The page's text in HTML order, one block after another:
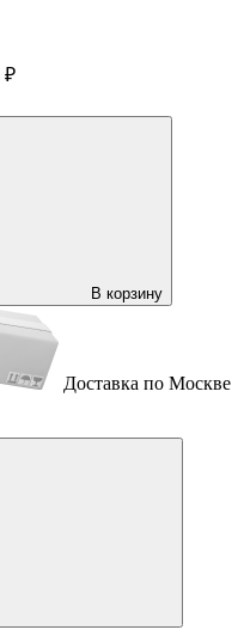
₽
В корзину
Доставка по Москве